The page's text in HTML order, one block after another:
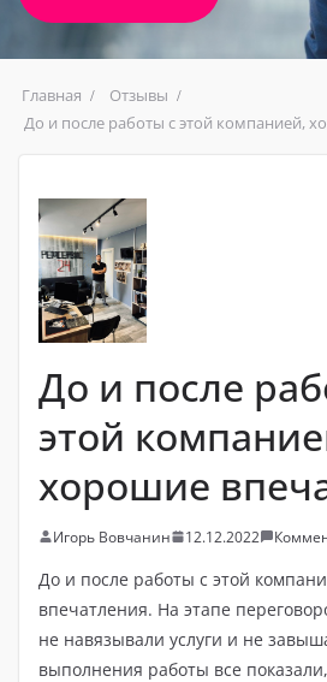
Главная
Отзывы
До и после работы с этой компанией,
До и после
этой
хорошие
Игорь Вовчанин 12.12.2022
До и после работы с этой
впечатления. На этапе
не навязывали услуги и не
выполнения работы все